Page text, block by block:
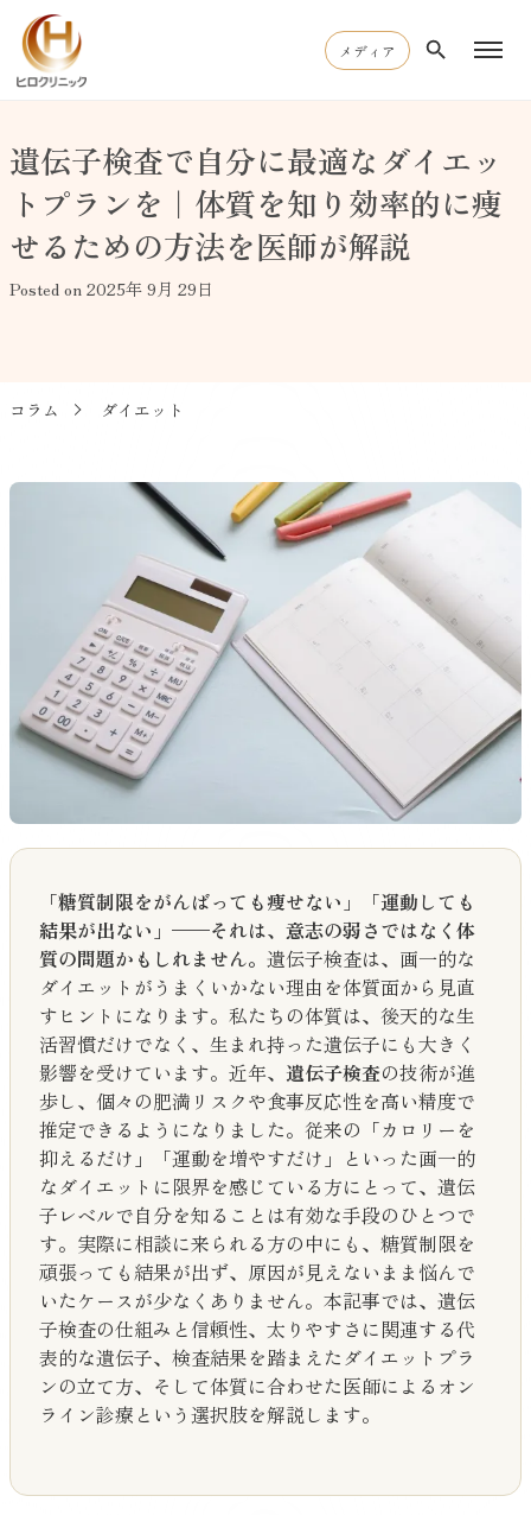
メディア
遺伝子検査で自分に最適なダイエッ
トプランを｜体質を知り効率的に痩
せるための方法を医師が解説
Posted on 2025年 9月 29日
コラム ダイエット
「糖質制限をがんばっても痩せない」「運動しても
結果が出ない」——それは、意志の弱さではなく体
質の問題かもしれません。 遺伝子検査は、画一的な
ダイエットがうまくいかない理由を体質面から見直
すヒントになります。私たちの体質は、後天的な生
活習慣だけでなく、生まれ持った遺伝子にも大きく
影響を受けています。近年、 遺伝子検査の技術が進
歩し、個々の肥満リスクや食事反応性を高い精度で
推定できるようになりました。従来の「カロリーを
抑えるだけ」「運動を増やすだけ」といった画一的
なダイエットに限界を感じている方にとって、遺伝
子レベルで自分を知ることは有効な手段のひとつで
す。実際に相談に来られる方の中にも、糖質制限を
頑張っても結果が出ず、原因が見えないまま悩んで
いたケースが少なくありません。本記事では、遺伝
子検査の仕組みと信頼性、太りやすさに関連する代
表的な遺伝子、検査結果を踏まえたダイエットプラ
ンの立て方、そして体質に合わせた医師によるオン
ライン診療という選択肢を解説します。